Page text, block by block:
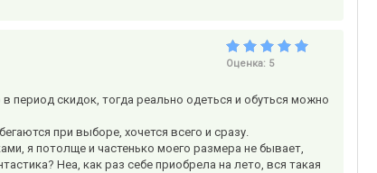
Оценка: 5
период скидок, тогда реально одеться и обуться можно
при выборе, хочется всего и сразу.
я потолще и частенько моего размера не бывает,
Неа, как раз себе приобрела на лето, вся такая